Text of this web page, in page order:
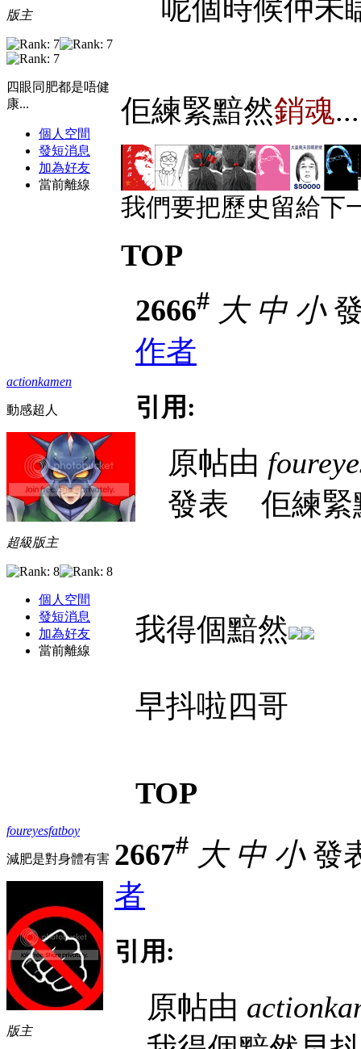
版主
四眼同肥都是唔健
康...
個人空間
發短消息
加為好友
當前離線
呢個時候仲未
佢練緊黯然銷魂
我們要把歷史留給下
TOP
actionkamen
動感超人
超級版主
個人空間
發短消息
加為好友
當前離線
2666# 大 中 小
作者
引用:
原帖由
發表
佢練緊
我得個黯然
早抖啦四哥
TOP
foureyesfatboy
減肥是對身體有害
版主
2667# 大 中 小發
者
引用:
原帖由